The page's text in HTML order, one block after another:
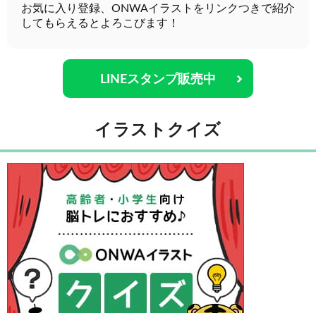
お気に入り登録、ONWAイラストをリンクつきで紹介
してもらえるとよろこびます！
LINEスタンプ販売中
イラストクイズ